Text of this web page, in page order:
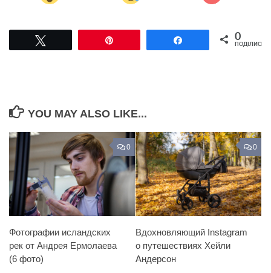
Поділитися0
ПОДІЛИСЬ
YOU MAY ALSO LIKE...
0
Фотографии исландских
рек от Андрея Ермолаева
(6 фото)
0
Вдохновляющий Instagram
о путешествиях Хейли
Андерсон